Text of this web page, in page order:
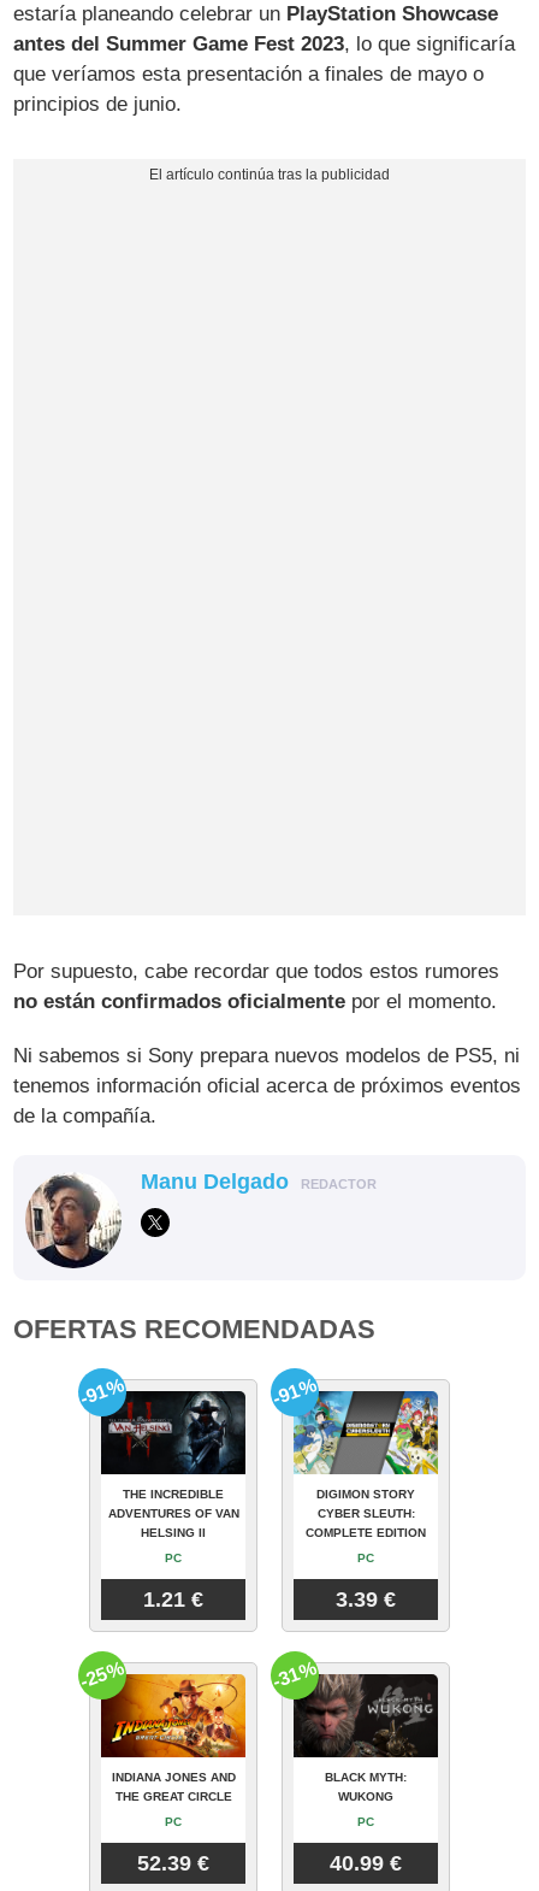
estaría planeando celebrar un PlayStation Showcase
antes del Summer Game Fest 2023, lo que significaría
que veríamos esta presentación a finales de mayo o
principios de junio.
Por supuesto, cabe recordar que todos estos rumores
no están confirmados oficialmente por el momento.
Ni sabemos si Sony prepara nuevos modelos de PS5, ni
tenemos información oficial acerca de próximos eventos
de la compañía.
Manu Delgado REDACTOR
OFERTAS RECOMENDADAS
THE INCREDIBLE
ADVENTURES OF VAN
HELSING II
PC
1.21 €
-91%
DIGIMON STORY
CYBER SLEUTH:
COMPLETE EDITION
PC
3.39 €
-91%
INDIANA JONES AND
THE GREAT CIRCLE
PC
52.39 €
-25%
BLACK MYTH:
WUKONG
PC
40.99 €
-31%